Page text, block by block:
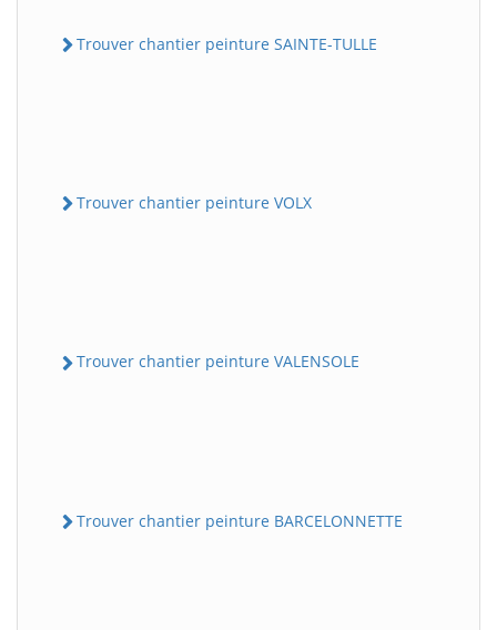
Trouver chantier peinture SAINTE-TULLE
Trouver chantier peinture VOLX
Trouver chantier peinture VALENSOLE
Trouver chantier peinture BARCELONNETTE